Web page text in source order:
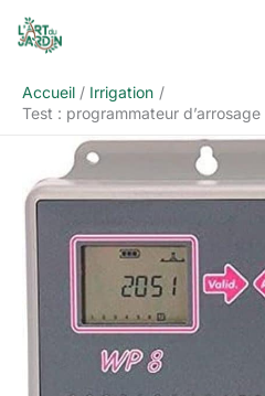
Aller
Accueil
Irrigation
Test : programmateur d’arrosage
Rechercher